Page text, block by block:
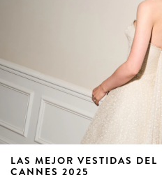
LAS MEJOR VESTIDAS
CANNES 2025